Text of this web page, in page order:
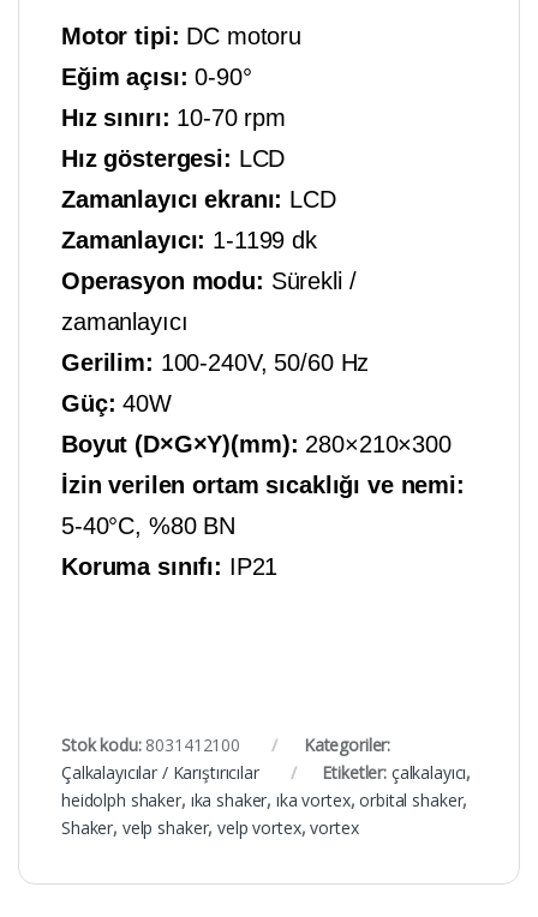
Motor tipi: DC motoru
Eğim açısı: 0-90°
Hız sınırı: 10-70 rpm
Hız göstergesi: LCD
Zamanlayıcı ekranı: LCD
Zamanlayıcı: 1-1199 dk
Operasyon modu: Sürekli /
zamanlayıcı
Gerilim: 100-240V, 50/60 Hz
Güç: 40W
Boyut (D×G×Y)(mm): 280×210×300
İzin verilen ortam sıcaklığı ve nemi:
5-40°C, %80 BN
Koruma sınıfı: IP21
Stok kodu: 8031412100
Kategoriler:
Çalkalayıcılar / Karıştırıcılar
Etiketler: çalkalayıcı,
heidolph shaker, ıka shaker, ıka vortex,orbital shaker,
Shaker, velp shaker,velp vortex,vortex